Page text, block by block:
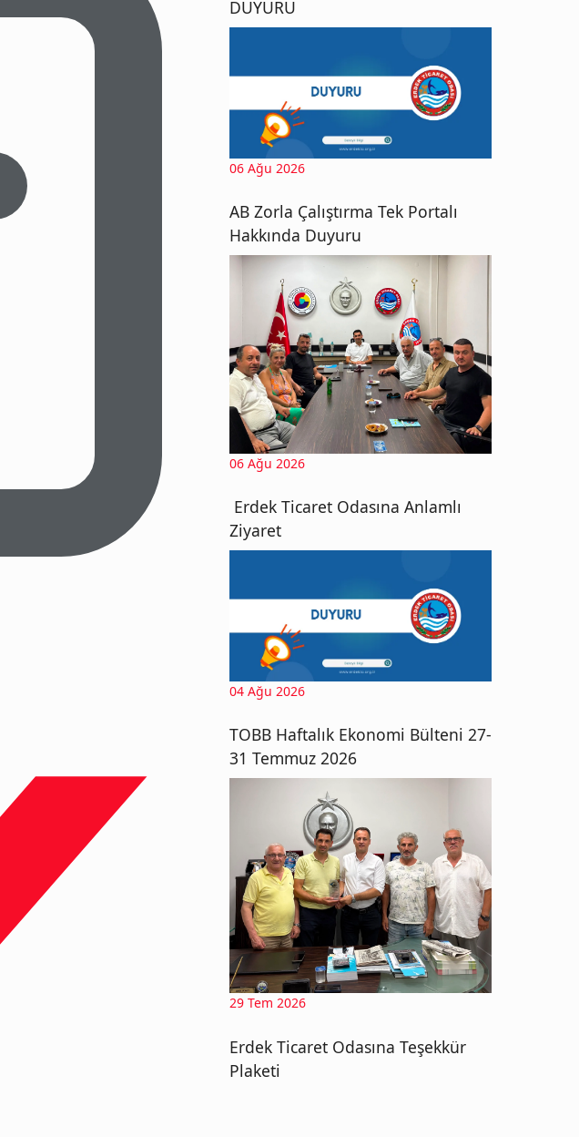
DUYURU
06 Ağu 2026
AB Zorla Çalıştırma Tek Portalı
Hakkında Duyuru
06 Ağu 2026
Erdek Ticaret Odasına Anlamlı
Ziyaret
04 Ağu 2026
TOBB Haftalık Ekonomi Bülteni 27-
31 Temmuz 2026
29 Tem 2026
Erdek Ticaret Odasına Teşekkür
Plaketi